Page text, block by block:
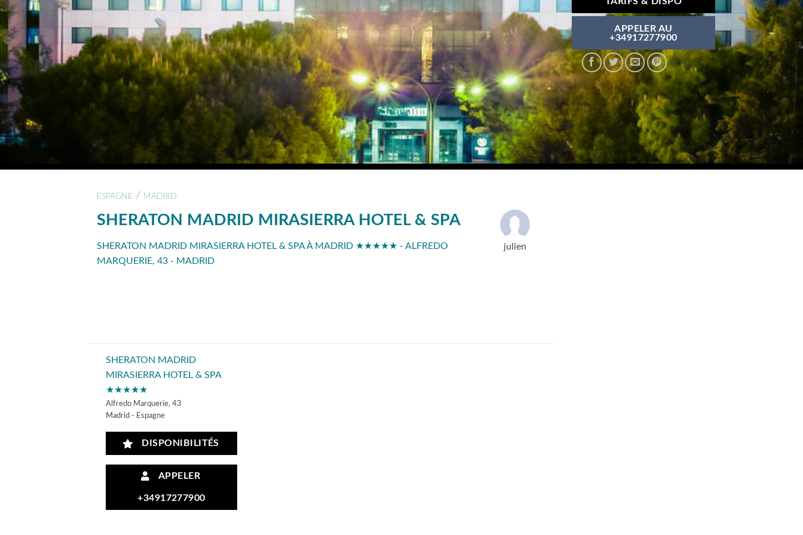
ESPAGNE / MADRID
SHERATON MADRID MIRASIERRA HOTEL & SPA
SHERATON MADRID MIRASIERRA HOTEL & SPA À MADRID ★★★★★ - ALFREDO
MARQUERIE, 43 - MADRID
julien
SHERATON MADRID
MIRASIERRA HOTEL & SPA
★★★★★
Alfredo Marquerie, 43
Madrid - Espagne
DISPONIBILITÉS
APPELER
+34917277900
APPELER AU
+34917277900